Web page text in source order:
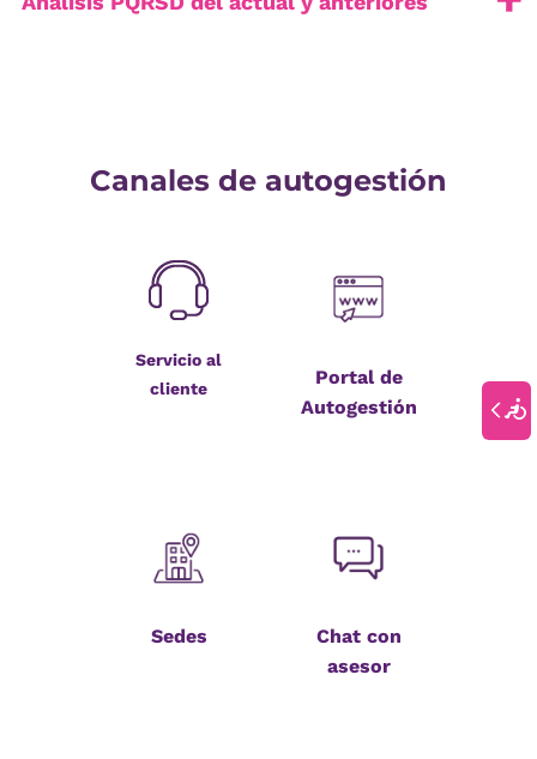
Canales de autogestión
Servicio al
cliente
Portal de
Autogestión
Sedes
Chat con
asesor